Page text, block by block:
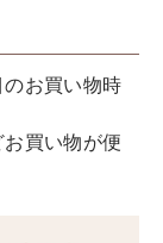
お買い物時
買い物が便